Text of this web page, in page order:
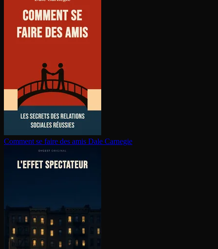
Comment se faire des amis Dale Carnegie